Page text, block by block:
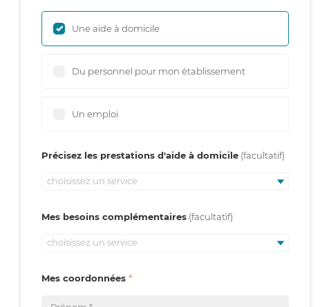
Une aide à domicile
Du personnel pour mon établissement
Un emploi
Précisez les prestations d'aide à domicile
choisissez un service
Mes besoins complémentaires
choisissez un service
Mes coordonnées